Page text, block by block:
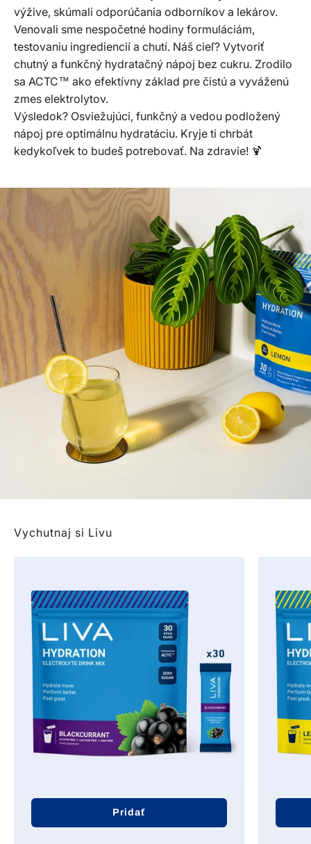
výžive, skúmali odporúčania odborníkov a lekárov.
Venovali sme nespočetné hodiny formuláciám,
testovaniu ingrediencií a chutí. Náš cieľ? Vytvoriť
chutný a funkčný hydratačný nápoj bez cukru. Zrodilo
sa ACTC™ ako efektívny základ pre čistú a vyváženú
zmes elektrolytov.
Výsledok? Osviežujúci, funkčný a vedou podložený
nápoj pre optimálnu hydratáciu. Kryje ti chrbát
kedykoľvek to budeš potrebovať. Na zdravie! 🍹
Vychutnaj si Livu
Pridať